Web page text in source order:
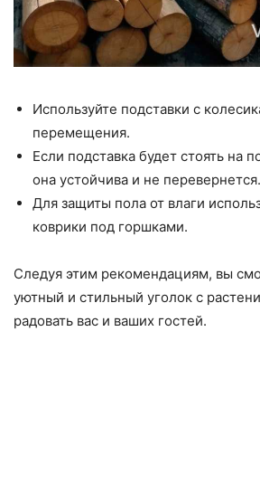
Используйте подставки с
перемещения.
Если подставка будет стоять на
она устойчива и не перевернется.
Для защиты пола от влаги
коврики под горшками.
Следуя этим рекомендациям, вы
уютный и стильный уголок с
радовать вас и ваших гостей.